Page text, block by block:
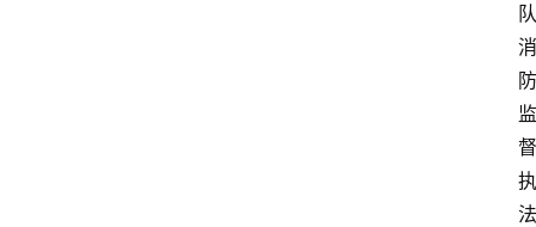
队
消
防
监
督
执
法